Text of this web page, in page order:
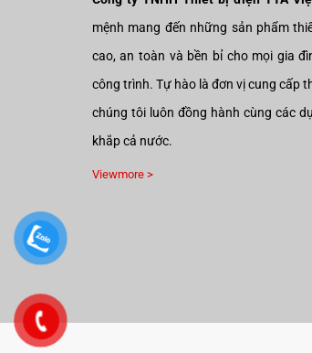
mệnh mang đến những sản phẩm
cao, an toàn và bền bỉ cho mọi gia
công trình. Tự hào là đơn vị cung cấp
chúng tôi luôn đồng hành cùng các
khắp cả nước.
Viewmore >